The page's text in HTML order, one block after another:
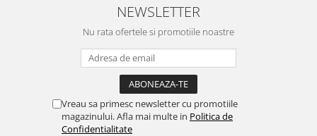
NEWSLETTER
Nu rata ofertele si promotiile noastre
Vreau sa primesc newsletter cu promotiile
magazinului. Afla mai multe in Politica de
Confidentialitate